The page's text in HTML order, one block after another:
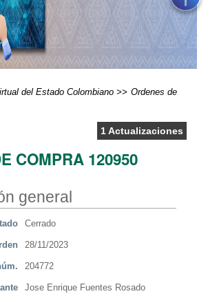
del Estado Colombiano
Ordenes de
1 Actualizaciones
COMPRA 120950
general
Cerrado
28/11/2023
204772
Jose Enrique Fuentes Rosado